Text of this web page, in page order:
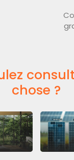
chose ?